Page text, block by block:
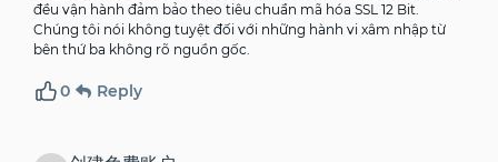
đều vận hành đảm bảo theo tiêu chuẩn mã hóa SSL 12 Bit.
Chúng tôi nói không tuyệt đối với những hành vi xâm nhập từ
bên thứ ba không rõ nguồn gốc.
0 Reply